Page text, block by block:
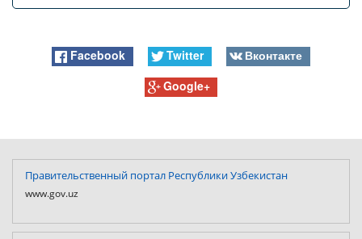
Facebook Twitter
Вконтакте
Google+
Правительственный портал Республики Узбекистан
www.gov.uz